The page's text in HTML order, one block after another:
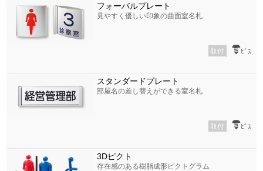
フォーバルプレート
見やすく優しい印象の曲面室名札
取付 ﾋﾞｽ
スタンダードプレート
部屋名の差し替えができる室名札
取付 ﾋﾞｽ
3Dピクト
存在感のある樹脂成形ピクトグラム